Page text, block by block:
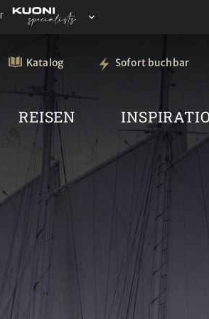
Katalog Sofort buchbar
REISEN